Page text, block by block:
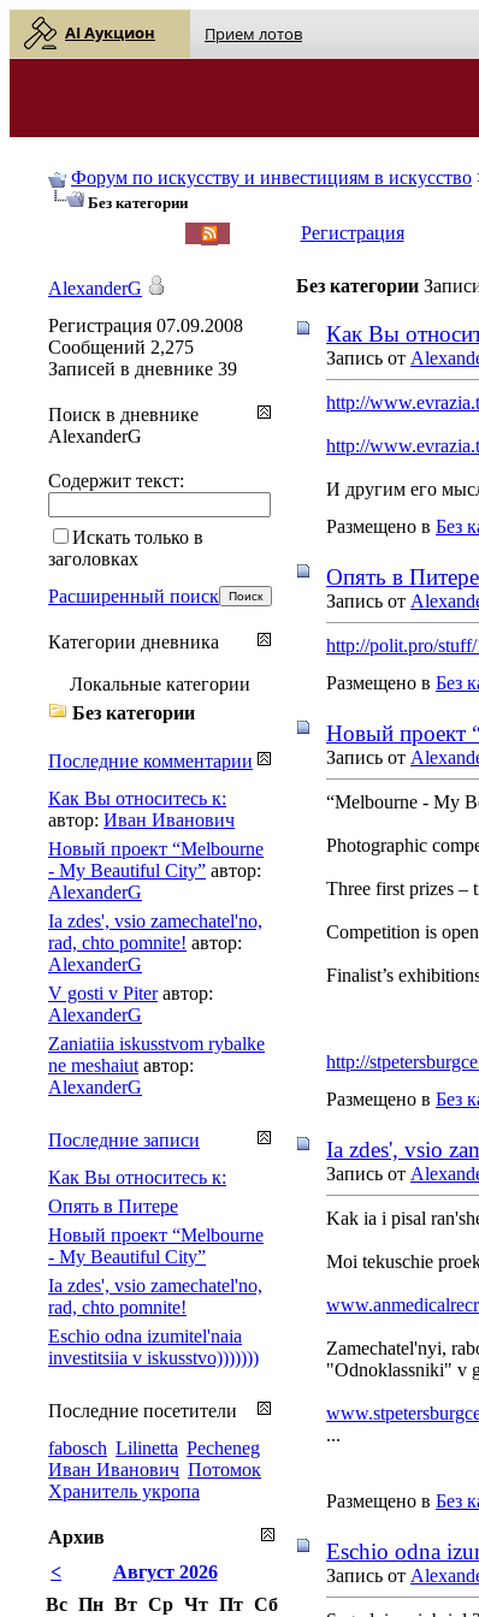
AI Аукцион Прием лотов
Форум по искусству и инвестициям в искусство
Без категории
Регистрация
Без категории
Как Вы
Запись от
http://
http://
И другим его
Размещено в Без
Опять в Питере
Запись от
http://polit.pro/
Размещено в Без
Новый проект
Запись от
“Melbourne - My
Photographic
Three first prizes –
Competition is
Finalist’s
http://
Размещено в Без
Ia zdes', vsio
Запись от
Kak ia i pisal
Moi tekuschie
Zamechatel'nyi,
"Odnoklassniki" v
...
Размещено в Без
Eschio odna
Запись от
AlexanderG
Регистрация 07.09.2008
Сообщений 2,275
Записей в дневнике 39
Поиск в дневнике
AlexanderG
Содержит текст:
Искать только в
заголовках
Расширенный поиск
Категории дневника
Локальные категории
Без категории
Последние комментарии
Как Вы относитесь к:
автор: Иван Иванович
Новый проект “Melbourne
- My Beautiful City” автор:
AlexanderG
Ia zdes', vsio zamechatel'no,
rad, chto pomnite! автор:
AlexanderG
V gosti v Piter автор:
AlexanderG
Zaniatiia iskusstvom rybalke
ne meshaiut автор:
AlexanderG
Последние записи
Как Вы относитесь к:
Опять в Питере
Новый проект “Melbourne
- My Beautiful City”
Ia zdes', vsio zamechatel'no,
rad, chto pomnite!
Eschio odna izumitel'naia
investitsiia v iskusstvo)))))))
Последние посетители
fabosch Lilinetta Pecheneg
Иван Иванович Потомок
Хранитель укропа
Архив
<
Август 2026
Вс Пн Вт Ср Чт Пт Сб